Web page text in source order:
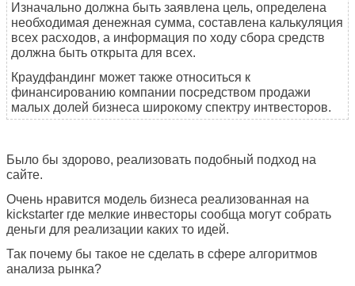
Изначально должна быть заявлена цель, определена
необходимая денежная сумма, составлена калькуляция
всех расходов, а информация по ходу сбора средств
должна быть открыта для всех.
Краудфандинг может также относиться к
финансированию компании посредством продажи
малых долей бизнеса широкому спектру интвесторов.
Было бы здорово, реализовать подобный подход на
сайте.
Очень нравится модель бизнеса реализованная на
kickstarter где мелкие инвесторы сообща могут собрать
деньги для реализации каких то идей.
Так почему бы такое не сделать в сфере алгоритмов
анализа рынка?